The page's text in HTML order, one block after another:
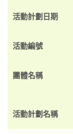
活動計劃日期
活動編號
團體名稱
活動計劃名稱